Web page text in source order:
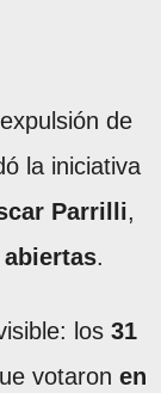
de
la iniciativa
Parrilli,
.
los 31
votaron en